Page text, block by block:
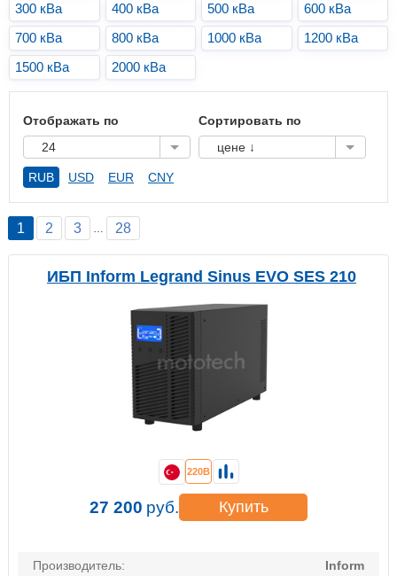
300 кВа
400 кВа 500 кВа
600 кВа
700 кВа
800 кВа 1000 кВа
1200 кВа
1500 кВа
2000 кВа
Отображать по
24
Сортировать по
цене ↓
RUB USD EUR CNY
1 2 3 … 28
ИБП Inform Legrand Sinus EVO SES 210
Производитель:
Inform
220В
27 200 руб. Купить